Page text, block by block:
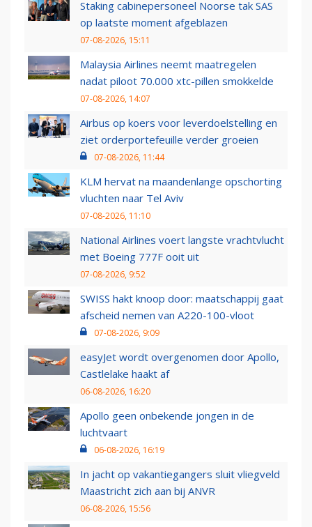
Staking cabinepersoneel Noorse tak SAS
op laatste moment afgeblazen
07-08-2026, 15:11
Malaysia Airlines neemt maatregelen
nadat piloot 70.000 xtc-pillen smokkelde
07-08-2026, 14:07
Airbus op koers voor leverdoelstelling en
ziet orderportefeuille verder groeien
07-08-2026, 11:44
KLM hervat na maandenlange opschorting
vluchten naar Tel Aviv
07-08-2026, 11:10
National Airlines voert langste vrachtvlucht
met Boeing 777F ooit uit
07-08-2026, 9:52
SWISS hakt knoop door: maatschappij gaat
afscheid nemen van A220-100-vloot
07-08-2026, 9:09
easyJet wordt overgenomen door Apollo,
Castlelake haakt af
06-08-2026, 16:20
Apollo geen onbekende jongen in de
luchtvaart
06-08-2026, 16:19
In jacht op vakantiegangers sluit vliegveld
Maastricht zich aan bij ANVR
06-08-2026, 15:56